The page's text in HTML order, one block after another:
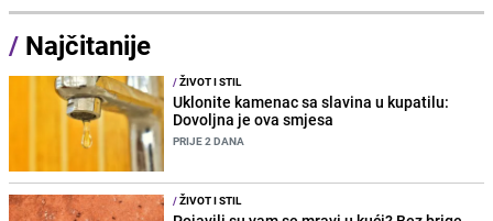
/ Najčitanije
/ŽIVOT I STIL
Uklonite kamenac sa slavina u kupatilu:
Dovoljna je ova smjesa
PRIJE 2 DANA
/ŽIVOT I STIL